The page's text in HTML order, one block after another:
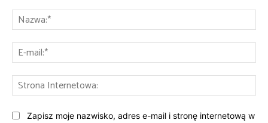
Zapisz moje nazwisko, adres e-mail i stronę internetową w